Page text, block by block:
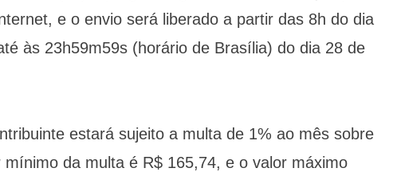
e o envio será liberado a partir das 8h do dia
às 23h59m59s (horário de Brasília) do dia 28 de
estará sujeito a multa de 1% ao mês sobre
da multa é R$ 165,74, e o valor máximo